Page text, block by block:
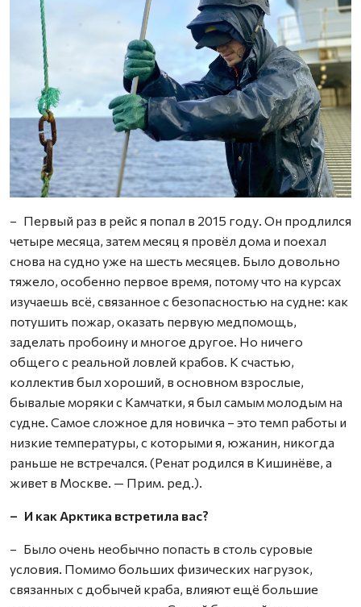
– Первый раз в рейс я попал в 2015 году. Он продлился
четыре месяца, затем месяц я провёл дома и поехал
снова на судно уже на шесть месяцев. Было довольно
тяжело, особенно первое время, потому что на курсах
изучаешь всё, связанное с безопасностью на судне: как
потушить пожар, оказать первую медпомощь,
заделать пробоину и многое другое. Но ничего
общего c реальной ловлей крабов. К счастью,
коллектив был хороший, в основном взрослые,
бывалые моряки с Камчатки, я был самым молодым на
судне. Самое сложное для новичка – это темп работы и
низкие температуры, с которыми я, южанин, никогда
раньше не встречался. (Ренат родился в Кишинёве, а
живет в Москве. — Прим. ред.).
– И как Арктика встретила вас?
– Было очень необычно попасть в столь суровые
условия. Помимо больших физических нагрузок,
связанных с добычей краба, влияют ещё большие